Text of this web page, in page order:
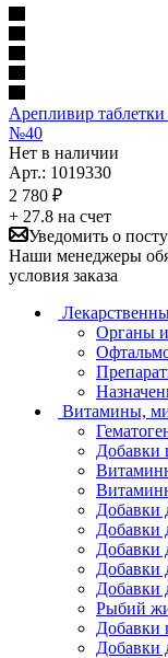
Арепливир
№40
Нет в наличии
Арт.: 1019330
2 780 ₽
+ 27.8 на счет
Уведомить о
Наши менеджеры
условия заказа
Органы
Витамины,
Добавки
Добавки
Добавки
Добавки
Добавки
Рыбий
Добавки
Добавки